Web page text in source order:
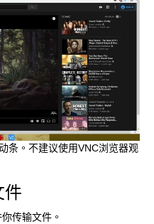
条。不建议使用VNC浏览器观
件
传输文件。